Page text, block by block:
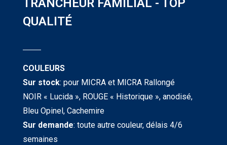
QUALITÉ
COULEURS
Sur stock: pour MICRA et MICRA Rallongé
NOIR « Lucida », ROUGE « Historique », anodisé,
Bleu Opinel, Cachemire
Sur demande: toute autre couleur, délais 4/6
semaines